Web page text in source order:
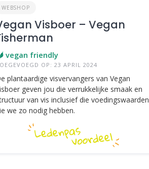
WEBSHOP
Visboer – Vegan
vegan friendly
OP: 23 APRIL 2024
plantaardige visvervangers van Vegan
geven jou die verrukkelijke smaak en
van vis inclusief die voedingswaarden
we zo nodig hebben.